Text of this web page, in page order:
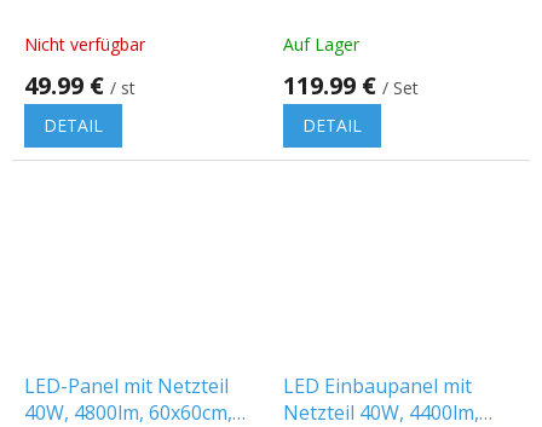
Nicht verfügbar
49.99 € / st
DETAIL
Auf Lager
119.99 € / Set
DETAIL
LED-Panel mit Netzteil
40W, 4800lm, 60x60cm,
LED Einbaupanel mit
Netzteil 40W, 4400lm,